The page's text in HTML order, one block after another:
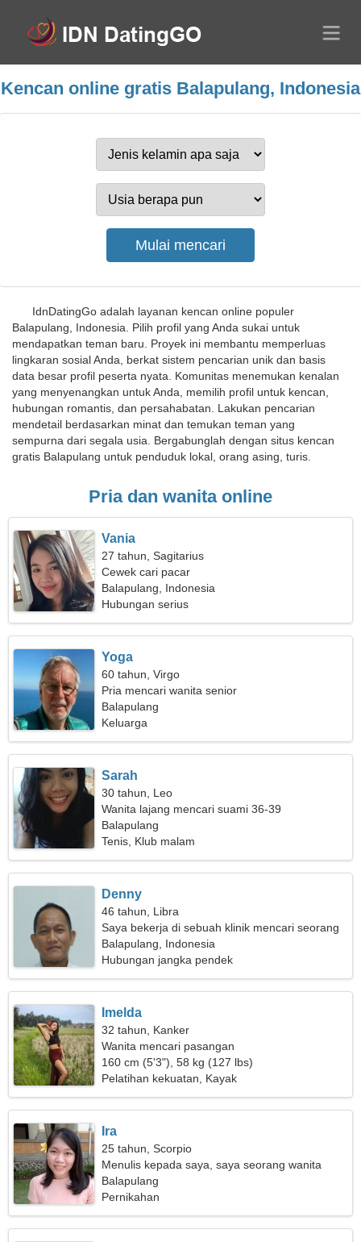
Kencan online gratis Balapulang, Indonesia
IdnDatingGo adalah layanan kencan online populer
Balapulang, Indonesia. Pilih profil yang Anda sukai untuk
mendapatkan teman baru. Proyek ini membantu memperluas
lingkaran sosial Anda, berkat sistem pencarian unik dan basis
data besar profil peserta nyata. Komunitas menemukan kenalan
yang menyenangkan untuk Anda, memilih profil untuk kencan,
hubungan romantis, dan persahabatan. Lakukan pencarian
mendetail berdasarkan minat dan temukan teman yang
sempurna dari segala usia. Bergabunglah dengan situs kencan
gratis Balapulang untuk penduduk lokal, orang asing, turis.
Pria dan wanita online
Vania
27 tahun, Sagitarius
Cewek cari pacar
Balapulang, Indonesia
Hubungan serius
Yoga
60 tahun, Virgo
Pria mencari wanita senior
Balapulang
Keluarga
Sarah
30 tahun, Leo
Wanita lajang mencari suami 36-39
Balapulang
Tenis, Klub malam
Denny
46 tahun, Libra
Saya bekerja di sebuah klinik mencari seorang
wanita cantik
Balapulang, Indonesia
Hubungan jangka pendek
Imelda
32 tahun, Kanker
Wanita mencari pasangan
160 cm (5'3"), 58 kg (127 lbs)
Pelatihan kekuatan, Kayak
Ira
25 tahun, Scorpio
Menulis kepada saya, saya seorang wanita
impulsif
Balapulang
Pernikahan